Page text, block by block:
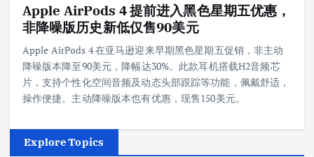
Apple AirPods 4 提前进入黑色星期五优惠，
非降噪版历史新低仅售90美元
Apple AirPods 4 在亚马逊迎来早期黑色星期五促销，非主动
降噪版本降至90美元，降幅达30%。此款耳机搭载H2音频芯
片，支持个性化空间音频及动态头部跟踪等功能，佩戴舒适，
操作便捷。主动降噪版本也有优惠，现售150美元。
Explore Topics